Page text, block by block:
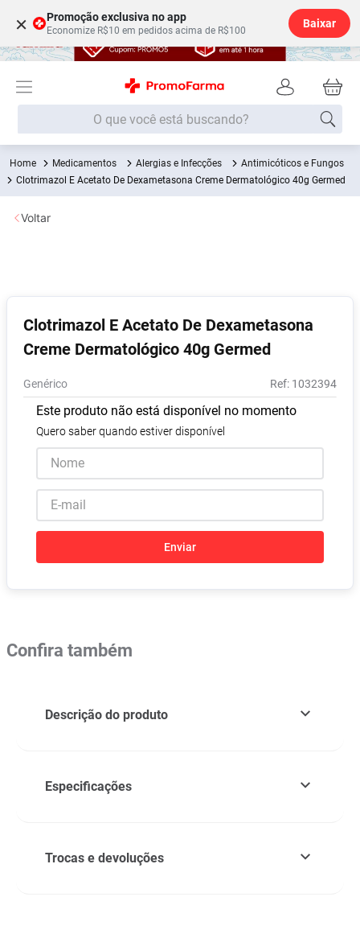
× Promoção exclusiva no app
Economize R$10 em pedidos acima de R$100
Baixar
O que você está buscando?
Medicamentos Alergias e Infecções
Antimicóticos e Fungos
Clotrimazol E Acetato De Dexametasona Creme Dermatológico 40g Germed
Clotrimazol E Acetato De Dexametasona
Creme Dermatológico 40g Germed
Genérico : 1032394
Este produto não está disponível no momento
Quero saber quando estiver disponível
Enviar
Voltar
Confira também
Descrição do produto
Especificações
Trocas e devoluções
Termos mais buscados
1º Fralda
2
6º Shampoo
7º Desodorante
8º
9º Absorvente
10º Lavitan